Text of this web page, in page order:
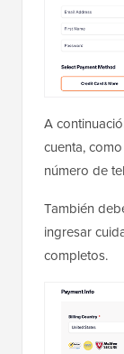
A
cuenta,
número de
También
ingresar
completos.